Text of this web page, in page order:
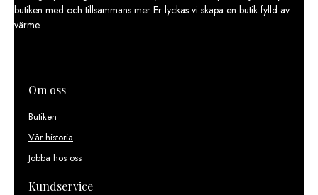
butiken med och tillsammans mer Er lyckas vi skapa en butik fylld av
värme
Om oss
Butiken
Vår historia
Jobba hos oss
Kundservice